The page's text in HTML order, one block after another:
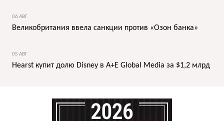
06 АВГ
Великобритания ввела санкции против «Озон банка»
05 АВГ
Hearst купит долю Disney в A+E Global Media за $1,2 млрд